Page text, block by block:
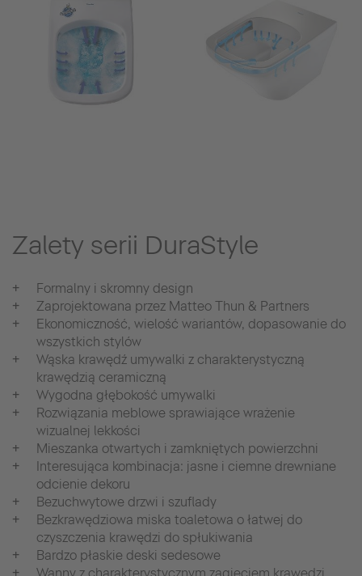
Zalety serii DuraStyle
Formalny i skromny design
Zaprojektowana przez Matteo Thun & Partners
Ekonomiczność, wielość wariantów, dopasowanie do
wszystkich stylów
Wąska krawędź umywalki z charakterystyczną
krawędzią ceramiczną
Wygodna głębokość umywalki
Rozwiązania meblowe sprawiające wrażenie
wizualnej lekkości
Mieszanka otwartych i zamkniętych powierzchni
Interesująca kombinacja: jasne i ciemne drewniane
odcienie dekoru
Bezuchwytowe drzwi i szuflady
Bezkrawędziowa miska toaletowa o łatwej do
czyszczenia krawędzi do spłukiwania
Bardzo płaskie deski sedesowe